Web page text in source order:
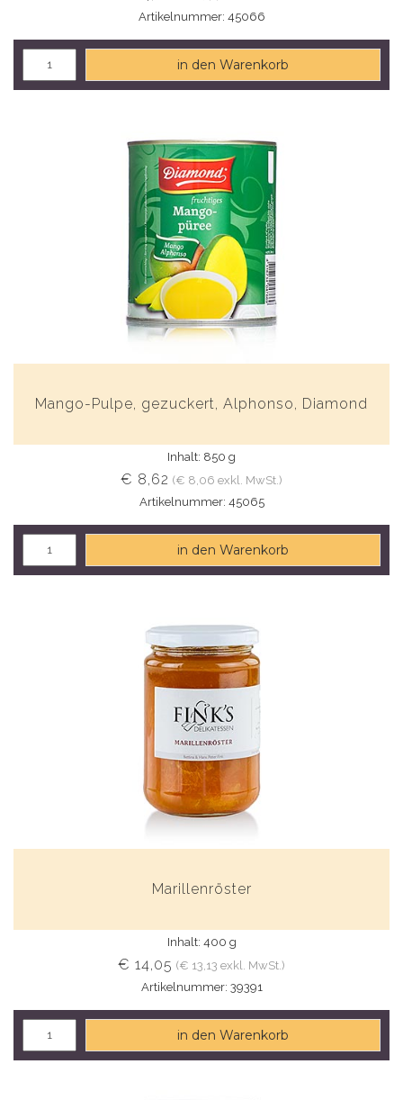
Artikelnummer: 45066
in den Warenkorb
Mango-Pulpe, gezuckert, Alphonso, Diamond
Inhalt: 850 g
€ 8,62 (€ 8,06 exkl. MwSt.)
Artikelnummer: 45065
in den Warenkorb
Marillenröster
Inhalt: 400 g
€ 14,05 (€ 13,13 exkl. MwSt.)
Artikelnummer: 39391
in den Warenkorb